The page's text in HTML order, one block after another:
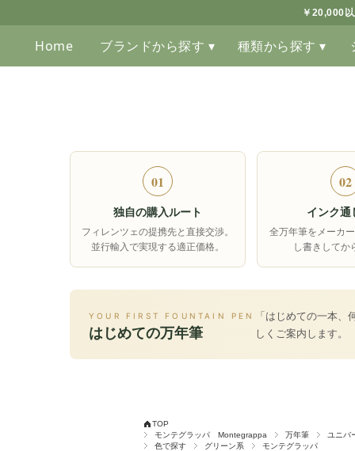
￥20,000
Home ブランドから探す ▾ 種類から探す ▾
01
独自の購入ルート
フィレンツェの提携先と直接交渉。
並行輸入で実現する適正価格。
02
インク通
全万年筆をメーカ
し書きしてか
YOUR FIRST FOUNTAIN PEN
はじめての万年筆
「はじめての一本
しくご案内します。
TOP
モンテグラッパ Montegrappa
万年筆
ユニバ
色で探す
グリーン系
モンテグラッパ